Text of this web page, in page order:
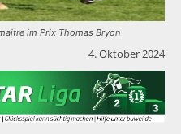
im Prix Thomas Bryon
4. Oktober 2024